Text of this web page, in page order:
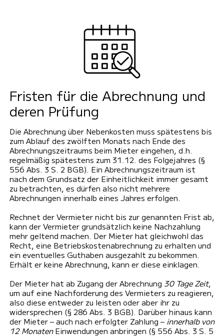
Fristen für die Abrechnung und
deren Prüfung
Die Abrechnung über Nebenkosten muss spätestens bis
zum Ablauf des zwölften Monats nach Ende des
Abrechnungszeitraums beim Mieter eingehen, d.h.
regelmäßig spätestens zum 31.12. des Folgejahres (§
556 Abs. 3 S. 2 BGB). Ein Abrechnungszeitraum ist
nach dem Grundsatz der Einheitlichkeit immer gesamt
zu betrachten, es dürfen also nicht mehrere
Abrechnungen innerhalb eines Jahres erfolgen.
Rechnet der Vermieter nicht bis zur genannten Frist ab,
kann der Vermieter grundsätzlich keine Nachzahlung
mehr geltend machen. Der Mieter hat gleichwohl das
Recht, eine Betriebskostenabrechnung zu erhalten und
ein eventuelles Guthaben ausgezahlt zu bekommen.
Erhält er keine Abrechnung, kann er diese einklagen.
Der Mieter hat ab Zugang der Abrechnung 30 Tage Zeit,
um auf eine Nachforderung des Vermieters zu reagieren,
also diese entweder zu leisten oder aber ihr zu
widersprechen (§ 286 Abs. 3 BGB). Darüber hinaus kann
der Mieter – auch nach erfolgter Zahlung – innerhalb von
12 MonatenEinwendungen anbringen (§ 556 Abs. 3 S. 5